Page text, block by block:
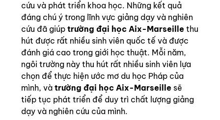
cứu và phát triển khoa học. Những kết quả
đáng chú ý trong lĩnh vực giảng dạy và nghiên
cứu đã giúp trường đại học Aix-Marseille thu
hút được rất nhiều sinh viên quốc tế và được
đánh giá cao trong giới học thuật. Mỗi năm,
ngôi trường này thu hút rất nhiều sinh viên lựa
chọn để thực hiện ước mơ du học Pháp của
mình, và trường đại học Aix-Marseille sẽ
tiếp tục phát triển để duy trì chất lượng giảng
dạy và nghiên cứu của mình.